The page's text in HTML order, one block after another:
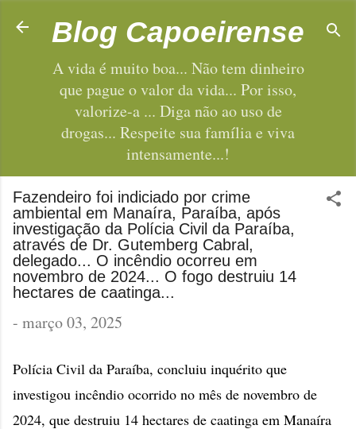
Pular para o conteúdo principal
Blog Capoeirense
A vida é muito boa... Não tem dinheiro
que pague o valor da vida... Por isso,
valorize-a ... Diga não ao uso de
drogas... Respeite sua família e viva
intensamente...!
Fazendeiro foi indiciado por crime
ambiental em Manaíra, Paraíba, após
investigação da Polícia Civil da Paraíba,
através de Dr. Gutemberg Cabral,
delegado... O incêndio ocorreu em
novembro de 2024... O fogo destruiu 14
hectares de caatinga...
- março 03, 2025
Polícia Civil da Paraíba, concluiu inquérito que
investigou incêndio ocorrido no mês de novembro de
2024, que destruiu 14 hectares de caatinga em Manaíra